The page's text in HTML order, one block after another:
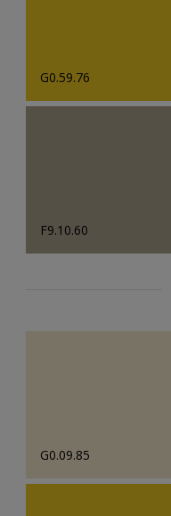
G0.59.76
F9.10.60
G0.09.85